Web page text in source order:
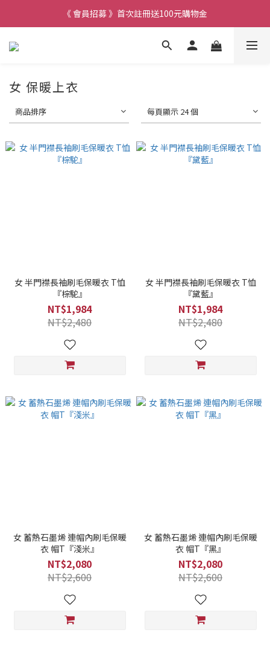
《 會員招募 》首次註冊送100元購物金
女 保暖上衣
商品排序 每頁顯示 24 個
女 半門襟長袖刷毛保暖衣 T恤
『棕駝』
NT$1,984
NT$2,480
女 半門襟長袖刷毛保暖衣 T恤
『黛藍』
NT$1,984
NT$2,480
女 蓄熱石墨烯 連帽內刷毛保暖
衣 帽T『淺米』
NT$2,080
NT$2,600
女 蓄熱石墨烯 連帽內刷毛保暖
衣 帽T『黑』
NT$2,080
NT$2,600